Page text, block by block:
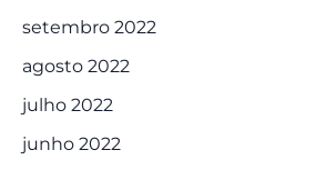
setembro 2022
agosto 2022
julho 2022
junho 2022